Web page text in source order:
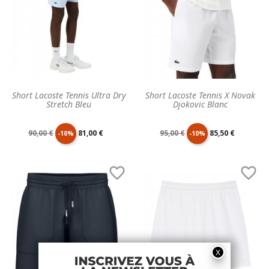
Short Lacoste Tennis Ultra Dry
Stretch Bleu
Prix
90,00 € -10% Prix
81,00 €
Short Lacoste Tennis X Novak
Djokovic Blanc
Prix
95,00 € -10% Prix
85,50 €
 